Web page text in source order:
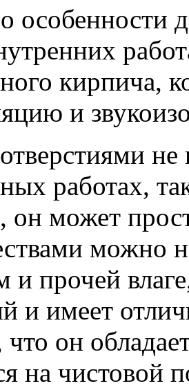
особенности
кирпича,
и
работах,
он может
можно
и прочей
и имеет
что он
на чистовой